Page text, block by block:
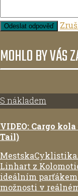
Odeslat odpověď
MOHLO BY VÁS
S nákladem
VIDEO: Cargo
Tail)
Linhart z
ideálním
možnosti v